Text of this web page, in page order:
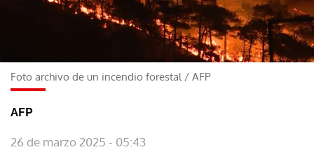
Foto archivo de un incendio forestal / AFP
AFP
26 de marzo 2025 - 05:43